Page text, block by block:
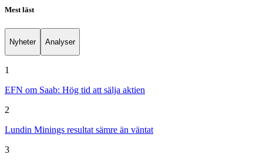
Mest läst
Nyheter Analyser
1
EFN om Saab: Hög tid att sälja aktien
2
Lundin Minings resultat sämre än väntat
3